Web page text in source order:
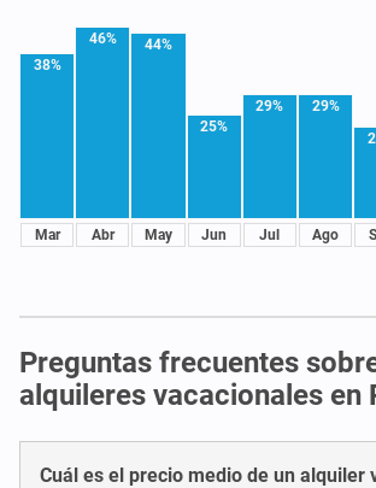
38%
Mar
46%
Abr
44%
May
25%
Jun
29%
Jul
29%
Ago
Preguntas frecuentes
alquileres vacacionales en
Cuál es el precio medio de un alquiler